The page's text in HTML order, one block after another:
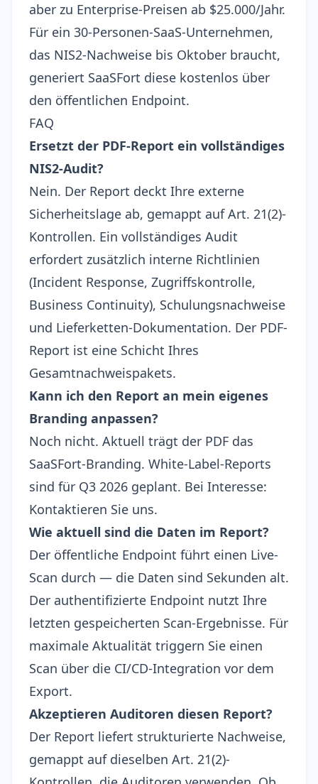
aber zu Enterprise-Preisen ab $25.000/Jahr.
Für ein 30-Personen-SaaS-Unternehmen,
das NIS2-Nachweise bis Oktober braucht,
generiert SaaSFort diese kostenlos über
den öffentlichen Endpoint.
FAQ
Ersetzt der PDF-Report ein vollständiges
NIS2-Audit?
Nein. Der Report deckt Ihre externe
Sicherheitslage ab, gemappt auf Art. 21(2)-
Kontrollen. Ein vollständiges Audit
erfordert zusätzlich interne Richtlinien
(Incident Response, Zugriffskontrolle,
Business Continuity), Schulungsnachweise
und Lieferketten-Dokumentation. Der PDF-
Report ist eine Schicht Ihres
Gesamtnachweispakets.
Kann ich den Report an mein eigenes
Branding anpassen?
Noch nicht. Aktuell trägt der PDF das
SaaSFort-Branding. White-Label-Reports
sind für Q3 2026 geplant. Bei Interesse:
Kontaktieren Sie uns.
Wie aktuell sind die Daten im Report?
Der öffentliche Endpoint führt einen Live-
Scan durch — die Daten sind Sekunden alt.
Der authentifizierte Endpoint nutzt Ihre
letzten gespeicherten Scan-Ergebnisse. Für
maximale Aktualität triggern Sie einen
Scan über die CI/CD-Integration vor dem
Export.
Akzeptieren Auditoren diesen Report?
Der Report liefert strukturierte Nachweise,
gemappt auf dieselben Art. 21(2)-